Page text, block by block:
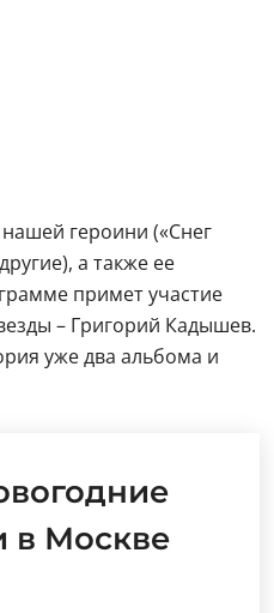
героини («Снег
а также ее
примет участие
– Григорий Кадышев.
уже два альбома и
в Москве